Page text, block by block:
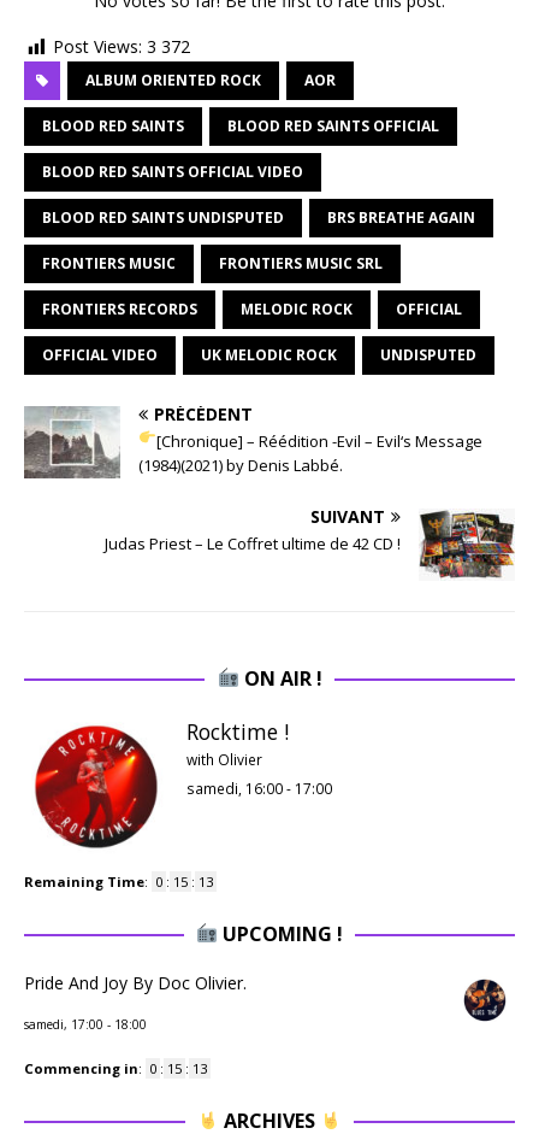
Post Views: 3 372
ALBUM ORIENTED ROCK AOR
BLOOD RED SAINTS BLOOD RED SAINTS OFFICIAL
BLOOD RED SAINTS OFFICIAL VIDEO
BLOOD RED SAINTS UNDISPUTED BRS BREATHE AGAIN
FRONTIERS MUSIC FRONTIERS MUSIC SRL
FRONTIERS RECORDS MELODIC ROCK OFFICIAL
OFFICIAL VIDEO UK MELODIC ROCK UNDISPUTED
PRÉCÉDENT
[Chronique] – Réédition -Evil – Evil‘s Message
(1984)(2021) by Denis Labbé.
SUIVANT
Judas Priest – Le Coffret ultime de 42 CD !
ON AIR !
Rocktime !
with Olivier
samedi, 16:00- 17:00
Remaining Time: 0 : 15 : 13
UPCOMING !
Pride And Joy By Doc Olivier.
samedi, 17:00 - 18:00
Commencing in: 0 : 15 : 13
ARCHIVES